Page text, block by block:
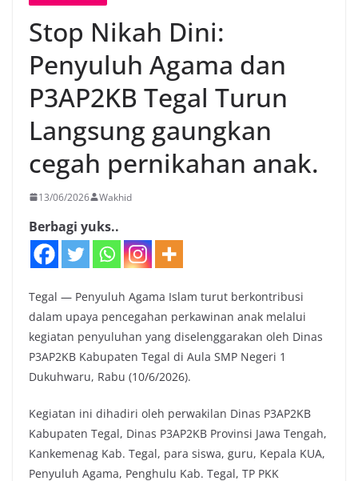
Stop Nikah Dini:
Penyuluh Agama dan
P3AP2KB Tegal Turun
Langsung gaungkan
cegah pernikahan anak.
13/06/2026 Wakhid
Berbagi yuks..
Tegal — Penyuluh Agama Islam turut berkontribusi
dalam upaya pencegahan perkawinan anak melalui
kegiatan penyuluhan yang diselenggarakan oleh Dinas
P3AP2KB Kabupaten Tegal di Aula SMP Negeri 1
Dukuhwaru, Rabu (10/6/2026).
Kegiatan ini dihadiri oleh perwakilan Dinas P3AP2KB
Kabupaten Tegal, Dinas P3AP2KB Provinsi Jawa Tengah,
Kankemenag Kab. Tegal, para siswa, guru, Kepala KUA,
Penyuluh Agama, Penghulu Kab. Tegal, TP PKK